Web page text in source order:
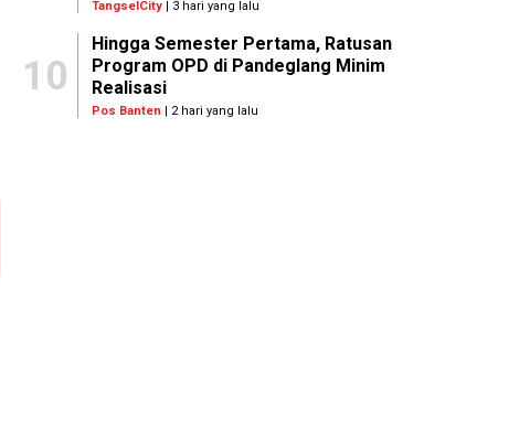
TangselCity| 3 hari yang lalu
10
Hingga Semester Pertama, Ratusan
Program OPD di Pandeglang Minim
Realisasi
Pos Banten | 2 hari yang lalu